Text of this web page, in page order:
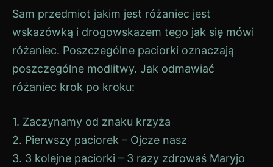
Sam przedmiot jakim jest różaniec jest
wskazówką i drogowskazem tego jak się mówi
różaniec. Poszczególne paciorki oznaczają
poszczególne modlitwy. Jak odmawiać
różaniec krok po kroku:
1. Zaczynamy od znaku krzyża
2. Pierwszy paciorek – Ojcze nasz
3. 3 kolejne paciorki – 3 razy zdrowaś Maryjo